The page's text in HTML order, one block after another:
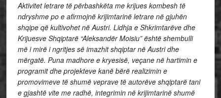
Aktivitet letrare të përbashkëta me krijues kombesh të
ndryshme po e afirmojnë krijimtarinë letrare në gjuhën
shqipe që kultivohet në Austri. Lidhja e Shkrimtarëve dhe
Krijuesve Shqiptarë “Aleksandër Moisiu” është shembulli
më i mirë i ngritjes së imazhit shqiptar në Austri dhe
mërgatë. Puna madhore e kryesisë, veçane në hartimin e
programit dhe projekteve kanë bërë realizimin e
promovimeve të shumë veprave të autorëve shqiptarë tani
e gjashtë vite me radhë, integrimin në krijimtarinë shumë